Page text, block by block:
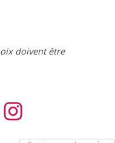
doivent être